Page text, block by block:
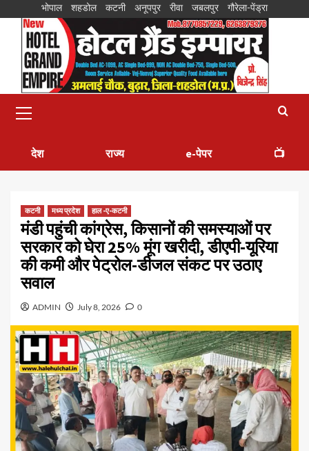
भोपाल शहडोल कटनी अनूपपुर रीवा जबलपुर गौरेला-पेंड्रा
देश राज्य e-पेपर 📺
कटनी मध्य प्रदेश हाल -ए-कटनी
मंडी पहुंची कांग्रेस, किसानों की समस्याओं पर
सरकार को घेरा 25% मूंग खरीदी, डीएपी-यूरिया
की कमी और पेट्रोल-डीजल संकट पर उठाए
सवाल
ADMIN July 8, 2026 0